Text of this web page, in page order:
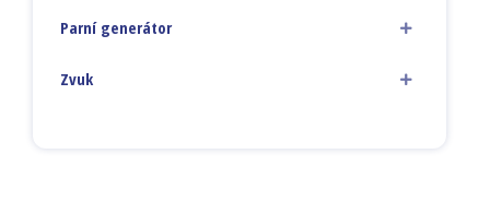
Parní generátor
Zvuk